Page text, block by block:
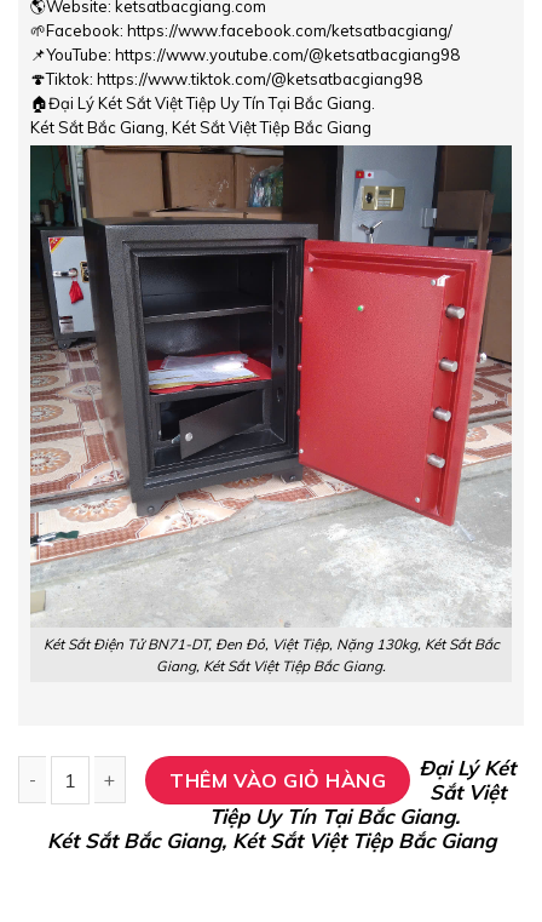
🌎Website: ketsatbacgiang.com
🌱Facebook: https://www.facebook.com/ketsatbacgiang/
📌YouTube: https://www.youtube.com/@ketsatbacgiang98
🍄Tiktok: https://www.tiktok.com/@ketsatbacgiang98
🏠Đại Lý Két Sắt Việt Tiệp Uy Tín Tại Bắc Giang.
Két Sắt Bắc Giang, Két Sắt Việt Tiệp Bắc Giang
Két Sắt Điện Tử BN71-DT, Đen Đỏ, Việt Tiệp, Nặng 130kg, Két Sắt Bắc
Giang, Két Sắt Việt Tiệp Bắc Giang.
Két Sắt Điện Tử BN71-DT, Đen Đỏ, Việt Tiệp, Nặng 130kg,
THÊM VÀO GIỎ HÀNG
Đại Lý Két
Sắt Việt
Tiệp Uy Tín Tại Bắc Giang.
Két Sắt Bắc Giang, Két Sắt Việt Tiệp Bắc Giang